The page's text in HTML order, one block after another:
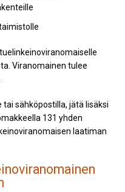
Viranomainen tulee
sähköpostilla, jätä lisäksi
131 yhden
laatiman